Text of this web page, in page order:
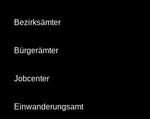
Bezirksämter
Bürgerämter
Jobcenter
Einwanderungsamt